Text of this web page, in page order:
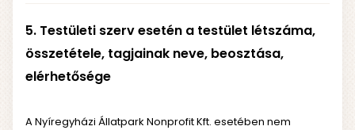
5. Testületi szerv esetén a testület létszáma,
összetétele, tagjainak neve, beosztása,
elérhetősége
A Nyíregyházi Állatpark Nonprofit Kft. esetében nem